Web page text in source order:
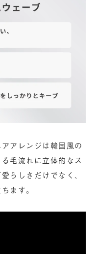
アレンジは韓国風の
毛流れに立体的なス
らしさだけでなく、
ます。